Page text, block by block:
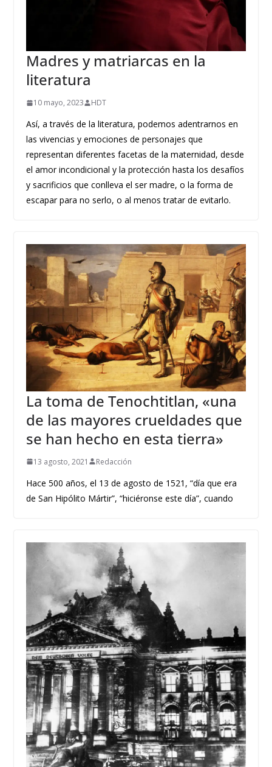
Madres y matriarcas en la
literatura
10 mayo, 2023 HDT
Así, a través de la literatura, podemos adentrarnos en
las vivencias y emociones de personajes que
representan diferentes facetas de la maternidad, desde
el amor incondicional y la protección hasta los desafíos
y sacrificios que conlleva el ser madre, o la forma de
escapar para no serlo, o al menos tratar de evitarlo.
La toma de Tenochtitlan, «una
de las mayores crueldades que
se han hecho en esta tierra»
13 agosto, 2021 Redacción
Hace 500 años, el 13 de agosto de 1521, “día que era
de San Hipólito Mártir”, “hiciéronse este día”, cuando